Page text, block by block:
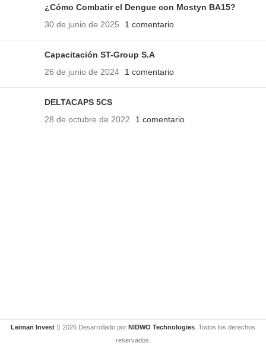
¿Cómo Combatir el Dengue con Mostyn BA15?
30 de junio de 2025
1 comentario
Capacitación ST-Group S.A
26 de junio de 2024
1 comentario
DELTACAPS 5CS
28 de octubre de 2022
1 comentario
Leiman Invest 2026 Desarrollado por NIDWO Technologies . Todos los derechos
reservados.